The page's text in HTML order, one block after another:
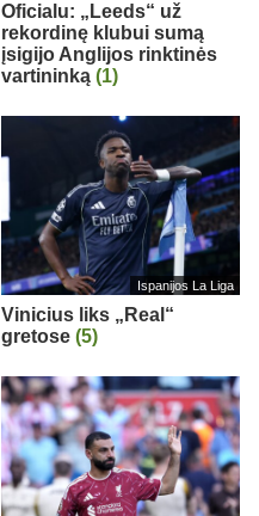
Oficialu: „Leeds“ už
rekordinę klubui sumą
įsigijo Anglijos rinktinės
vartininką (1)
Ispanijos La Liga
Vinicius liks „Real“
gretose (5)